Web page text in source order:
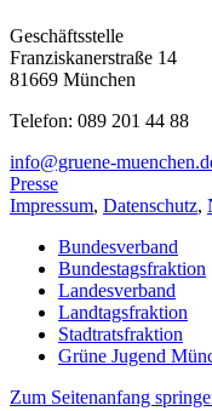
Geschäftsstelle
Franziskanerstraße 14
81669 München
Telefon: 089 201 44 88
info@gruene-
Presse
Impressum, Datenschutz,
Bundesverband
Bundestagsfraktion
Landesverband
Landtagsfraktion
Stadtratsfraktion
Grüne Jugend
Zum Seitenanfang